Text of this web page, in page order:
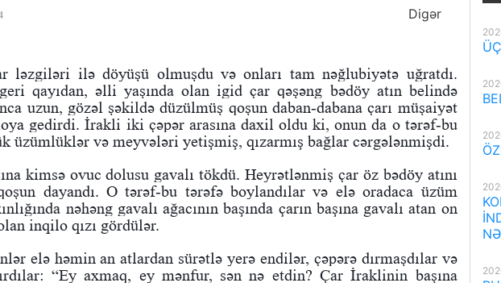
Digər
ləzgiləri ilə döyüşü olmuşdu və onları tam nəğlubiyətə uğratdı.
qayıdan, əlli yaşında olan igid çar qəşəng bədöy atın belində
uzun, gözəl şəkildə düzülmüş qoşun daban-dabana çarı müşaiyət
gedirdi. İrakli iki çəpər arasına daxil oldu ki, onun da o tərəf-bu
üzümlüklər və meyvələri yetişmiş, qızarmış bağlar cərgələnmişdi.
kimsə ovuc dolusu gavalı tökdü. Heyrətlənmiş çar öz bədöy atını
dayandı. O tərəf-bu tərəfə boylandılar və elə oradaca üzüm
nəhəng gavalı ağacının başında çarın başına gavalı atan on
inqilo qızı gördülər.
elə həmin an atlardan sürətlə yerə endilər, çəpərə dırmaşdılar və
“Ey axmaq, ey mənfur, sən nə etdin? Çar İraklinin başına